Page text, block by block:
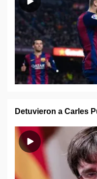
Detuvieron a Carles